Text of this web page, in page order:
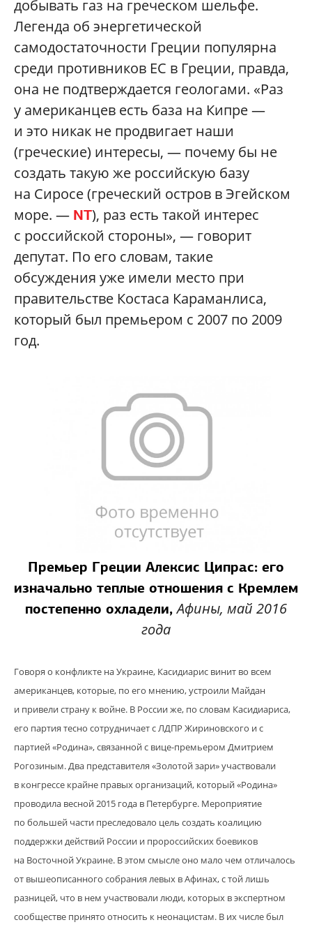
добывать газ на греческом шельфе.
Легенда об энергетической
самодостаточности Греции популярна
среди противников ЕС в Греции, правда,
она не подтверждается геологами. «Раз
у американцев есть база на Кипре —
и это никак не продвигает наши
(греческие) интересы, — почему бы не
создать такую же российскую базу
на Сиросе (греческий остров в Эгейском
море. — NT), раз есть такой интерес
с российской стороны», — говорит
депутат. По его словам, такие
обсуждения уже имели место при
правительстве Костаса Караманлиса,
который был премьером с 2007 по 2009
год.
Премьер Греции Алексис Ципрас: его
изначально теплые отношения с Кремлем
постепенно охладели,Афины, май 2016
года
Говоря о конфликте на Украине, Касидиарис винит во всем
американцев, которые, по его мнению,устроили Майдан
и привели страну к войне. В России же, по словам Касидиариса,
его партия тесно сотрудничает с ЛДПР Жириновского и с
партией «Родина», связанной с вице-премьером Дмитрием
Рогозиным. Два представителя «Золотой зари» участвовали
в конгрессе крайне правых организаций, который «Родина»
проводила весной 2015 года в Петербурге. Мероприятие
по большей части преследовало цель создать коалицию
поддержки действий России и пророссийских боевиков
на Восточной Украине. В этом смысле оно мало чем отличалось
от вышеописанного собрания левых в Афинах, с той лишь
разницей, что в нем участвовали люди, которых в экспертном
сообществе принято относить к неонацистам. В их числе был